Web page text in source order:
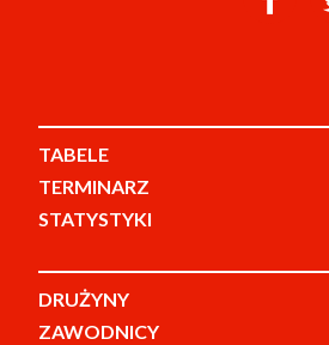
TABELE
TERMINARZ
STATYSTYKI
DRUŻYNY
ZAWODNICY